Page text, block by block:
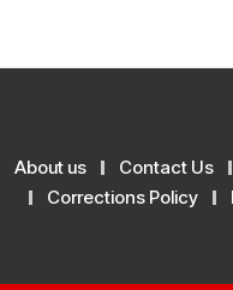
About us Contact Us
Corrections Policy